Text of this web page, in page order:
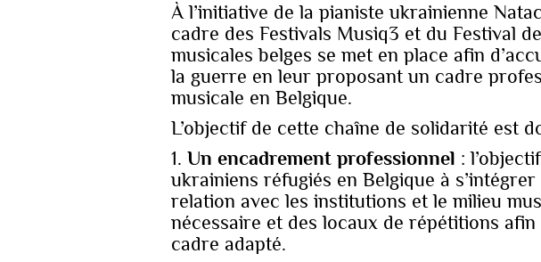
À l’initiative de la pianiste ukrainienne
cadre des Festivals Musiq3 et du Festival
musicales belges se met en place afin
la guerre en leur proposant un cadre
musicale en Belgique.
L’objectif de cette chaîne de solidarité est
1. Un encadrement professionnel :
ukrainiens réfugiés en Belgique à
relation avec les institutions et le milieu
nécessaire et des locaux de répétitions
cadre adapté.